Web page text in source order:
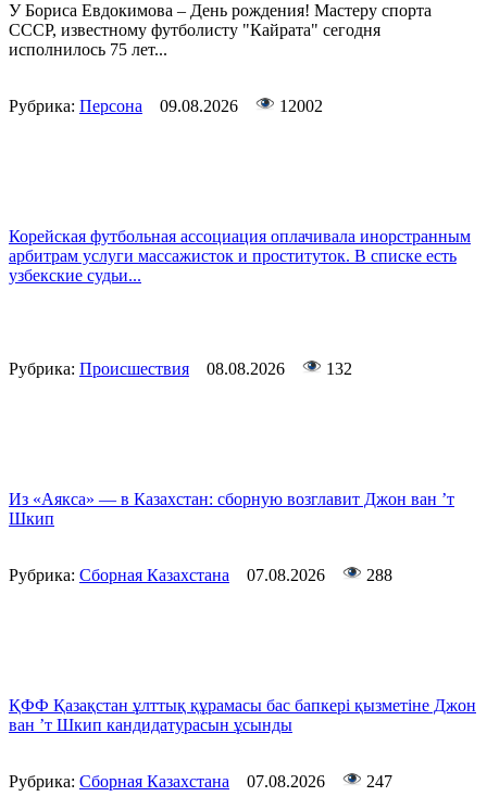
У Бориса Евдокимова – День рождения! Мастеру спорта
СССР, известному футболисту "Кайрата" сегодня
исполнилось 75 лет...
Рубрика: Персона 09.08.2026 12002
Корейская футбольная ассоциация оплачивала инорстранным
арбитрам услуги массажисток и проституток. В списке есть
узбекские судьи...
Рубрика: Происшествия 08.08.2026 132
Из «Аякса» — в Казахстан: сборную возглавит Джон ван ’т
Шкип
Рубрика: Сборная Казахстана 07.08.2026 288
ҚФФ Қазақстан ұлттық құрамасы бас бапкері қызметіне Джон
ван ’т Шкип кандидатурасын ұсынды
Рубрика: Сборная Казахстана 07.08.2026 247